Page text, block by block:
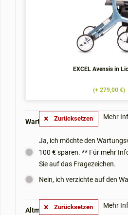
EXCEL Avensis in
(+ 279,00 €)
Wartungsvorteil: **
Ja, ich möchte den
100 € sparen. ** Für mehr
Sie auf das Fragezeichen.
Nein, ich verzichte auf den
Zurücksetzen Mehr
Altmobil-Mitnahme: **
Zurücksetzen Mehr